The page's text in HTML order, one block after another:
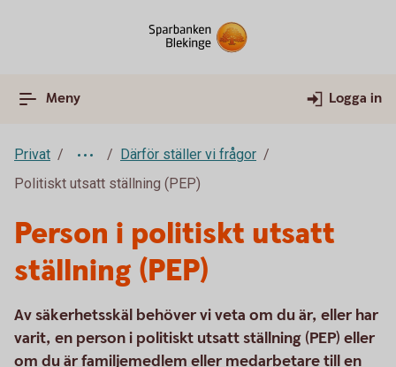
Meny Logga in
Privat
Därför ställer vi frågor
Politiskt utsatt ställning (PEP)
Person i politiskt utsatt
ställning (PEP)
Av säkerhetsskäl behöver vi veta om du är, eller har
varit, en person i politiskt utsatt ställning (PEP) eller
om du är familjemedlem eller medarbetare till en